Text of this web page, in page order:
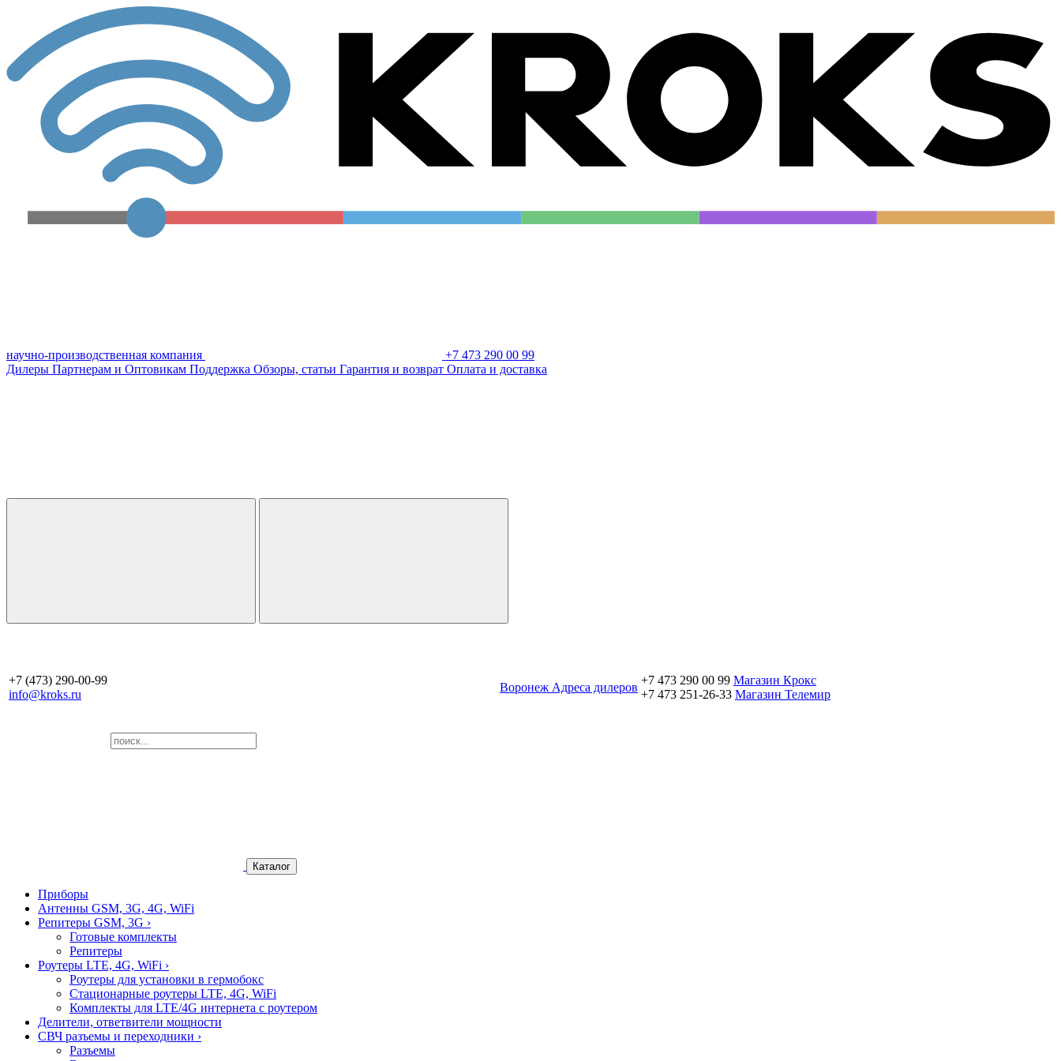
научно-производственная компания
+7 473 290 00 99
Дилеры Партнерам и Оптовикам Поддержка Обзоры, статьи Гарантия и возврат Оплата и доставка
+7 (473) 290-00-99
info@kroks.ru
Воронеж Aдреса дилеров
+7 473 290 00 99 Магазин Крокс
+7 473 251-26-33 Магазин Телемир
Каталог
Приборы
Антенны GSM, 3G, 4G, WiFi
Репитеры GSM, 3G ›
Готовые комплекты
Репитеры
Роутеры LTE, 4G, WiFi ›
Роутеры для установки в гермобокс
Стационарные роутеры LTE, 4G, WiFi
Комплекты для LTE/4G интернета с роутером
Делители, ответвители мощности
СВЧ разъемы и переходники ›
Разъемы